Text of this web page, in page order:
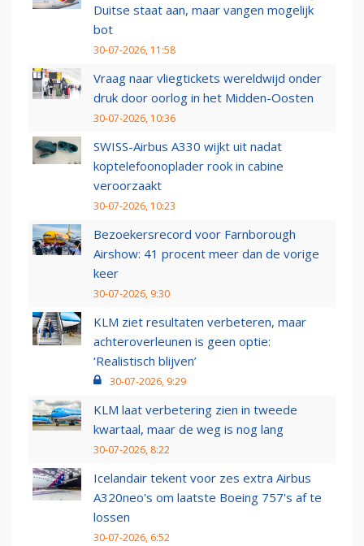
Duitse staat aan, maar vangen mogelijk
bot
30-07-2026, 11:58
Vraag naar vliegtickets wereldwijd onder
druk door oorlog in het Midden-Oosten
30-07-2026, 10:36
SWISS-Airbus A330 wijkt uit nadat
koptelefoonoplader rook in cabine
veroorzaakt
30-07-2026, 10:23
Bezoekersrecord voor Farnborough
Airshow: 41 procent meer dan de vorige
keer
30-07-2026, 9:30
KLM ziet resultaten verbeteren, maar
achteroverleunen is geen optie:
‘Realistisch blijven’
30-07-2026, 9:29
KLM laat verbetering zien in tweede
kwartaal, maar de weg is nog lang
30-07-2026, 8:22
Icelandair tekent voor zes extra Airbus
A320neo's om laatste Boeing 757's af te
lossen
30-07-2026, 6:52